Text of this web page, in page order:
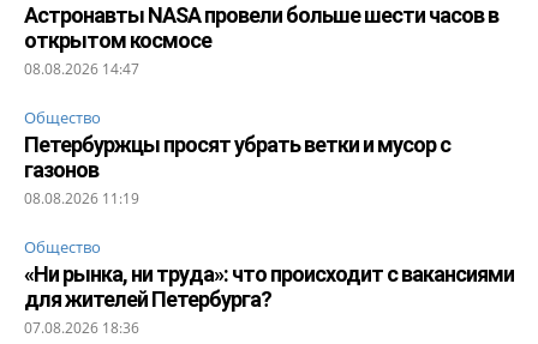
Астронавты NASA провели больше шести часов в
открытом космосе
08.08.2026 14:47
Общество
Петербуржцы просят убрать ветки и мусор с
газонов
08.08.2026 11:19
Общество
«Ни рынка, ни труда»: что происходит с вакансиями
для жителей Петербурга?
07.08.2026 18:36